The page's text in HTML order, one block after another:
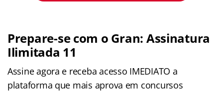
Prepare-se com o Gran: Assinatura
Ilimitada 11
Assine agora e receba acesso IMEDIATO a
plataforma que mais aprova em concursos